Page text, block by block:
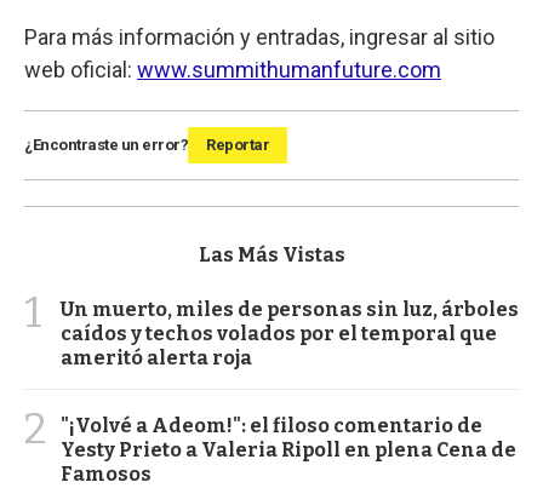
Para más información y entradas, ingresar al sitio
web oficial: www.summithumanfuture.com
¿Encontraste un error? Reportar
Las Más Vistas
1
Un muerto, miles de personas sin luz, árboles
caídos y techos volados por el temporal que
ameritó alerta roja
2
"¡Volvé a Adeom!": el filoso comentario de
Yesty Prieto a Valeria Ripoll en plena Cena de
Famosos